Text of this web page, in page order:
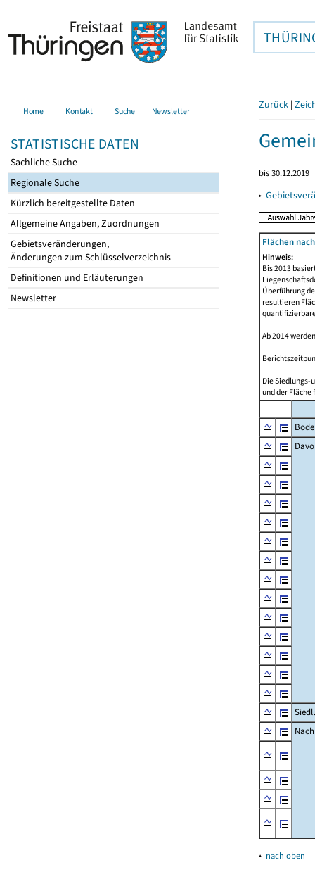
Home Kontakt Suche Newsletter
STATISTISCHE DATEN
Sachliche Suche
Regionale Suche
Kürzlich bereitgestellte Daten
Allgemeine Angaben, Zuordnungen
Gebietsveränderungen,
Änderungen zum Schlüsselverzeichnis
Definitionen und Erläuterungen
Newsletter
Zurück |
bis 30.12.2019
▸
Flächen
Hinweis:
Bis 2013
Überführung
resultieren
Ab 2014
Die Siedlungs-
und der Fläche
▴ nach oben